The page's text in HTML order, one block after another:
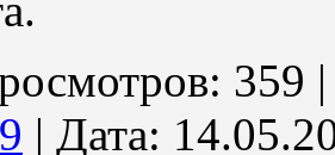
359
| Дата: